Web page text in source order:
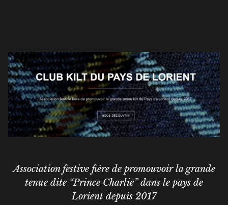
Association festive fière de promouvoir la grande
tenue dite “Prince Charlie” dans le pays de
Lorient depuis 2017